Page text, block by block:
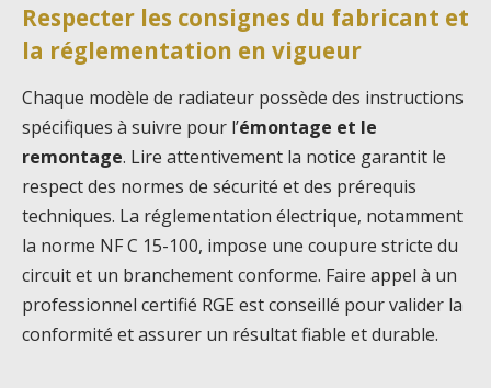
Respecter les consignes du fabricant et
la réglementation en vigueur
Chaque modèle de radiateur possède des instructions
spécifiques à suivre pour l’émontage et le
remontage. Lire attentivement la notice garantit le
respect des normes de sécurité et des prérequis
techniques. La réglementation électrique, notamment
la norme NF C 15-100, impose une coupure stricte du
circuit et un branchement conforme. Faire appel à un
professionnel certifié RGE est conseillé pour valider la
conformité et assurer un résultat fiable et durable.